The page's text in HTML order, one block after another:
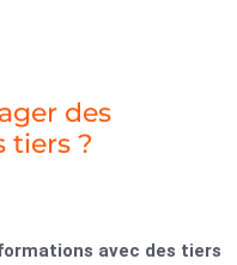
des
tiers ?
avec des tiers